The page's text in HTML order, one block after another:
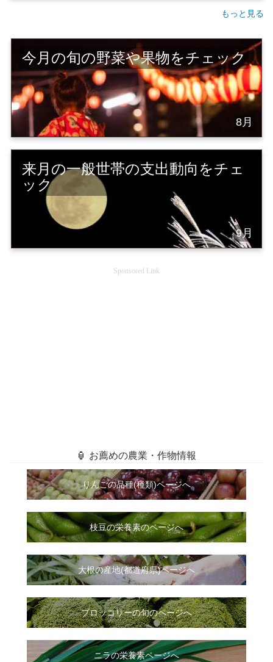
もっと見る
今月の旬の野菜や果物をチェック
8月
来月の一般世帯の支出動向をチェ
ック
9月
Sponsored Link
🏮 お薦めの農業・作物情報
りんごの品種(種類)ページへ
枝豆の栄養素のページへ
大根の産地(都道府県)ページへ
ブロッコリーの旬のページへ
ニラの栄養素ページへ